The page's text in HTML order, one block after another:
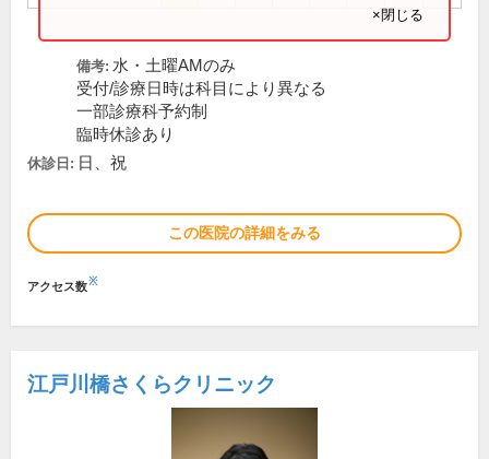
×閉じる
備考: 水・土曜AMのみ
受付/診療日時は科目により異なる
一部診療科予約制
臨時休診あり
休診日: 日、祝
この医院の詳細をみる
アクセス数※
江戸川橋さくらクリニック